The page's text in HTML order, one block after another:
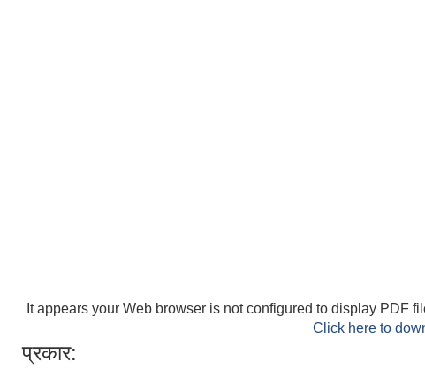
It appears your Web browser is not configured to display PDF
Click here to
प्रकार: